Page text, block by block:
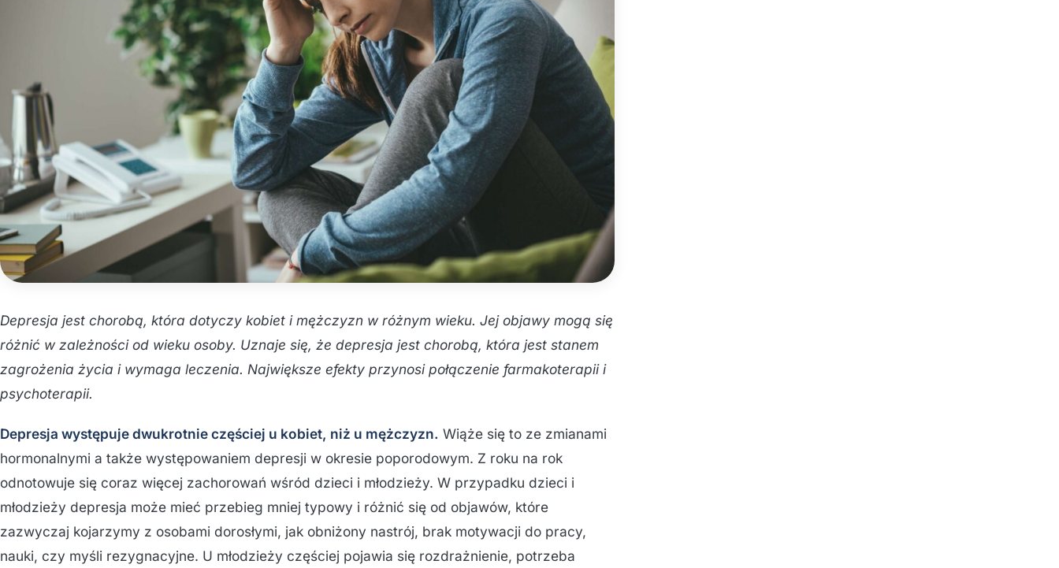
Depresja jest chorobą, która dotyczy kobiet i mężczyzn w różnym wieku. Jej objawy mogą się
różnić w zależności od wieku osoby. Uznaje się, że depresja jest chorobą, która jest stanem
zagrożenia życia i wymaga leczenia. Największe efekty przynosi połączenie farmakoterapii i
psychoterapii.
Depresja występuje dwukrotnie częściej u kobiet, niż u mężczyzn. Wiąże się to ze zmianami
hormonalnymi a także występowaniem depresji w okresie poporodowym. Z roku na rok
odnotowuje się coraz więcej zachorowań wśród dzieci i młodzieży. W przypadku dzieci i
młodzieży depresja może mieć przebieg mniej typowy i różnić się od objawów, które
zazwyczaj kojarzymy z osobami dorosłymi, jak obniżony nastrój, brak motywacji do pracy,
nauki, czy myśli rezygnacyjne. U młodzieży częściej pojawia się rozdrażnienie, potrzeba